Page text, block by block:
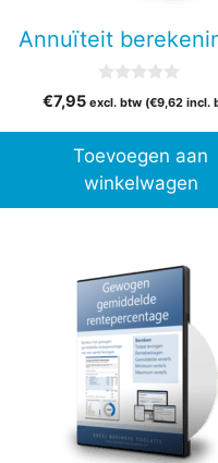
Annuïteit
v
5
€7,95 excl. btw (€9,62incl.
Toevoegen aan
winkelwagen